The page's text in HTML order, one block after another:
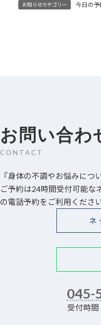
お知らせカテゴリー 今日の予
お問い合わ
CONTACT
『身体の不調やお悩みにつ
ご予約は24時間受付可能な
の電話予約をご利用ください
ネ
045-
受付時